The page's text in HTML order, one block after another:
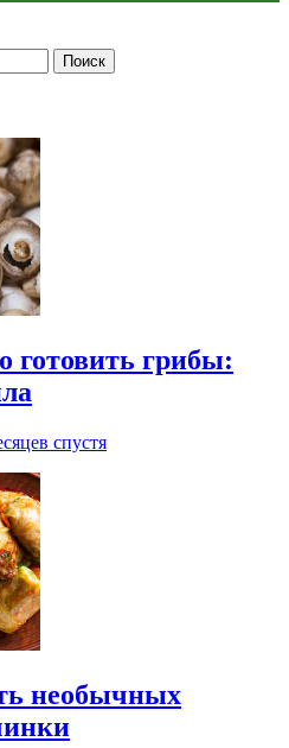
готовить грибы:
спустя
необычных